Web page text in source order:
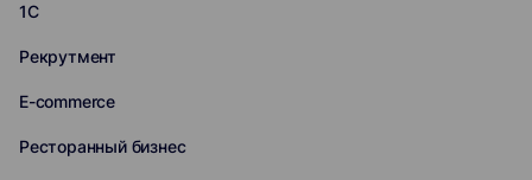
1С
Рекрутмент
E-commerce
Ресторанный бизнес